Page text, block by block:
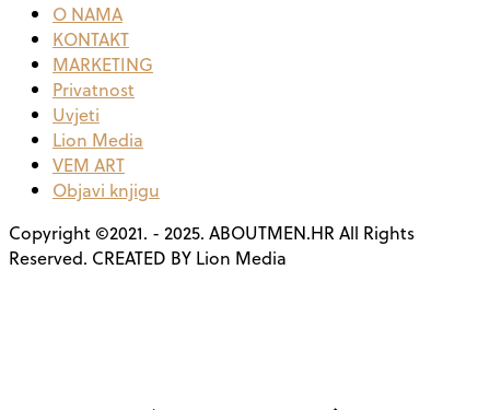
O NAMA
KONTAKT
MARKETING
Privatnost
Uvjeti
Lion Media
VEM ART
Objavi knjigu
Copyright ©2021. - 2025. ABOUTMEN.HR All Rights
Reserved. CREATED BY Lion Media